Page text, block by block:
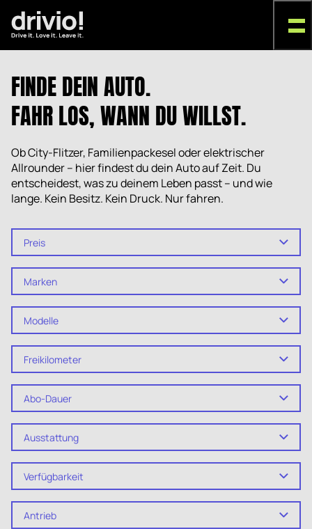
FINDE DEIN AUTO.
FAHR LOS, WANN DU WILLST.
Ob City-Flitzer, Familienpackesel oder elektrischer
Allrounder – hier findest du dein Auto auf Zeit. Du
entscheidest, was zu deinem Leben passt – und wie
lange. Kein Besitz. Kein Druck. Nur fahren.
Preis
Marken
Modelle
Freikilometer
Abo-Dauer
Ausstattung
Verfügbarkeit
Antrieb